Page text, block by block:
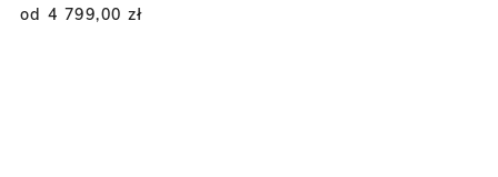
od 4 799,00 zł